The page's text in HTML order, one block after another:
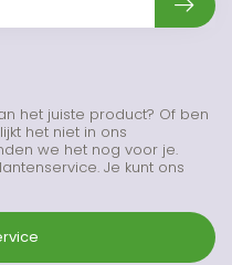
het juiste product? Of ben
het niet in ons
we het nog voor je.
Je kunt ons